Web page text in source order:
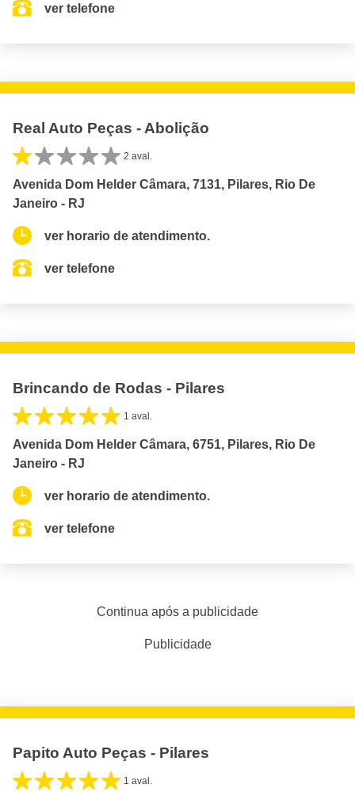
ver telefone
Real Auto Peças - Abolição
2 aval.
Avenida Dom Helder Câmara, 7131, Pilares, Rio De
Janeiro - RJ
ver horario de atendimento.
ver telefone
Brincando de Rodas - Pilares
1 aval.
Avenida Dom Helder Câmara, 6751, Pilares, Rio De
Janeiro - RJ
ver horario de atendimento.
ver telefone
Continua após a publicidade
Publicidade
Papito Auto Peças - Pilares
1 aval.